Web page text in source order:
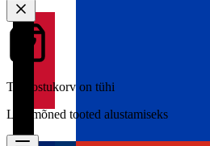
Teie ostukorv on tühi
Lisa mõned tooted alustamiseks